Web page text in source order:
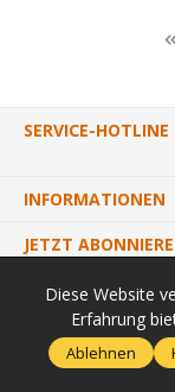
SERVICE-HOTLINE
INFORMATIONEN
JETZT
* Alle Preise inkl.
Diese Website
Erfahrung
Ablehnen